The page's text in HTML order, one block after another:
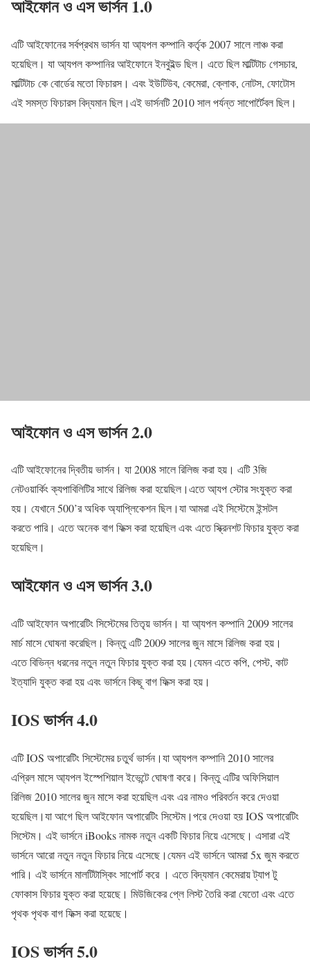
আইফোন ও এস ভার্সন 1.0
এটি আইফোনের সর্বপ্রথম ভার্সন যা আ্যপল কম্পানি কর্তৃক 2007 সালে লাঞ্চ করা
হয়েছিল। যা আ্যপল কম্পানির আইফোনে ইনবুইল্ড ছিল। এতে ছিল মাল্টিটাচ গেসচার,
মাল্টিটাচ কে বোর্ডের মতো ফিচারস। এবং ইউটিউব, কেমেরা, ক্লোক, নোটস, ফোটোস
এই সমস্ত ফিচারস বিদ্যমান ছিল।এই ভার্সনটি 2010 সাল পর্যন্ত সাপোর্টৈবল ছিল।
আইফোন ও এস ভার্সন 2.0
এটি আইফোনের দ্বিতীয় ভার্সন। যা 2008 সালে রিলিজ করা হয়। এটি 3জি
নেটওয়ার্কিং ক্যপাবিলিটির সাথে রিলিজ করা হয়েছিল।এতে আ্যপ স্টোর সংযুক্ত করা
হয়। যেখানে 500’র অধিক অ্যাপ্লিকেশন ছিল।যা আমরা এই সিস্টেমে ইন্সটল
করতে পারি। এতে অনেক বাগ ফিক্স করা হয়েছিল এবং এতে স্ক্রিনশট ফিচার যুক্ত করা
হয়েছিল।
আইফোন ও এস ভার্সন 3.0
এটি আইফোন অপারেটিং সিস্টেমের তিতৃয় ভার্সন। যা আ্যপল কম্পানি 2009 সালের
মার্চ মাসে ঘোষনা করেছিল। কিন্তু এটি 2009 সালের জুন মাসে রিলিজ করা হয়।
এতে বিভিন্ন ধরনের নতুন নতুন ফিচার যুক্ত করা হয়।যেমন এতে কপি, পেস্ট, কাট
ইত্যাদি যুক্ত করা হয় এবং ভার্সনে কিছূ বাগ ফিক্স করা হয়।
IOS ভার্সন 4.0
এটি IOS অপারেটিং সিস্টেমের চতুর্থ ভার্সন।যা আ্যপল কম্পানি 2010 সালের
এপ্রিল মাসে আ্যপল ইস্পেশিয়াল ইভেন্টে ঘোষণা করে। কিন্তু এটির অফিসিয়াল
রিলিজ 2010 সালের জুন মাসে করা হয়েছিল এবং এর নামও পরিবর্তন করে দেওয়া
হয়েছিল।যা আগে ছিল আইফোন অপারেটিং সিস্টেম।পরে দেওয়া হয় IOS অপারেটিং
সিস্টেম। এই ভার্সনে iBooks নামক নতুন একটি ফিচার নিয়ে এসেছে। এসারা এই
ভার্সনে আরো নতুন নতুন ফিচার নিয়ে এসেছে।যেমন এই ভার্সনে আমরা 5x জুম করতে
পারি। এই ভার্সনে মালটিটাস্কিং সাপোর্ট করে । এতে বিদ্যমান কেমেরায় ট্যাপ টু
ফোকাস ফিচার যুক্ত করা হয়েছে। মিউজিকের প্লে লিস্ট তৈরি করা যেতো এবং এতে
পৃথক পৃথক বাগ ফিক্স করা হয়েছে।
IOS ভার্সন 5.0